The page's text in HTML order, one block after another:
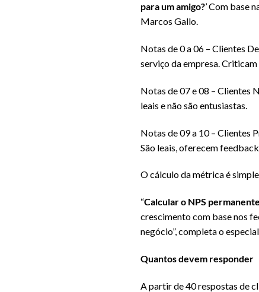
para um amigo?’ Com base
Marcos Gallo.
Notas de 0 a 06 – Clientes
serviço da empresa.
Notas de 07 e 08 – Clientes
leais e não são entusiastas.
Notas de 09 a 10 – Clientes
São leais, oferecem
O cálculo da métrica é
“Calcular o NPS
crescimento com base nos
negócio”, completa o
Quantos devem responder
A partir de 40 respostas de